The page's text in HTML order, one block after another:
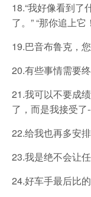
18.“我好像看到了
了。” “那你追上它
19.巴音布鲁克，
20.有些事情需要
21.我可以不要成
了，而是我接受了
22.给我也再多安
23.我是绝不会让
24.好车手最后比